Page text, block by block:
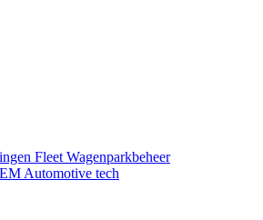
Fleet Wagenparkbeheer
Automotive tech